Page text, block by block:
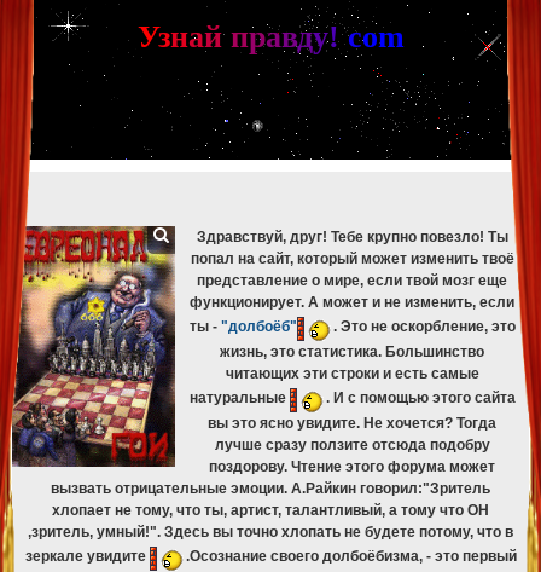
[phpBB Debug] PHP Warning : in file [ROOT]/phpbb/db/driver/mysqli.php
mysqli_fetch_assoc(): Couldn't fetch mysqli_result
[phpBB Debug] PHP Warning: in file[ROOT]/phpbb/db/driver/mysqli.php 329
mysqli_free_result(): Couldn't fetch mysqli_result
[phpBB Debug] PHP Warning
[ROOT]/phpbb/db/driver/mysqli.php on line 265
mysqli_fetch_assoc(): Couldn't fetch mysqli_result
[phpBB Debug] PHP Warning
: in file [ROOT]/phpbb/db/driver/mysqli.php on line329
mysqli_free_result(): Couldn't fetch mysqli_result
[phpBB Debug] PHP Warning: in file [ROOT]/phpbb/db/driver/mysqli.php on line 265
mysqli_fetch_assoc(): Couldn't fetch mysqli_result
[phpBB Debug] PHP Warning
[ROOT]/phpbb/db/driver/mysqli.php on line329:
mysqli_free_result(): Couldn't fetch mysqli_result
Узнай правду! com
Здравствуй, друг! Тебе крупно повезло! Ты
попал на сайт, который может изменить твоё
представление о мире, если твой мозг еще
функционирует. А может и не изменить, если
ты - "долбоёб"
. Это не оскорбление, это
жизнь, это статистика. Большинство
читающих эти строки и есть самые
натуральные
. И с помощью этого сайта
вы это ясно увидите. Не хочется? Тогда
лучше сразу ползите отсюда подобру
поздорову. Чтение этого форума может
вызвать отрицательные эмоции. А.Райкин говорил:"Зритель
хлопает не тому, что ты, артист, талантливый, а тому что ОН
,зритель, умный!". Здесь вы точно хлопать не будете потому, что в
зеркале увидите
.Осознание своего долбоёбизма, - это первый